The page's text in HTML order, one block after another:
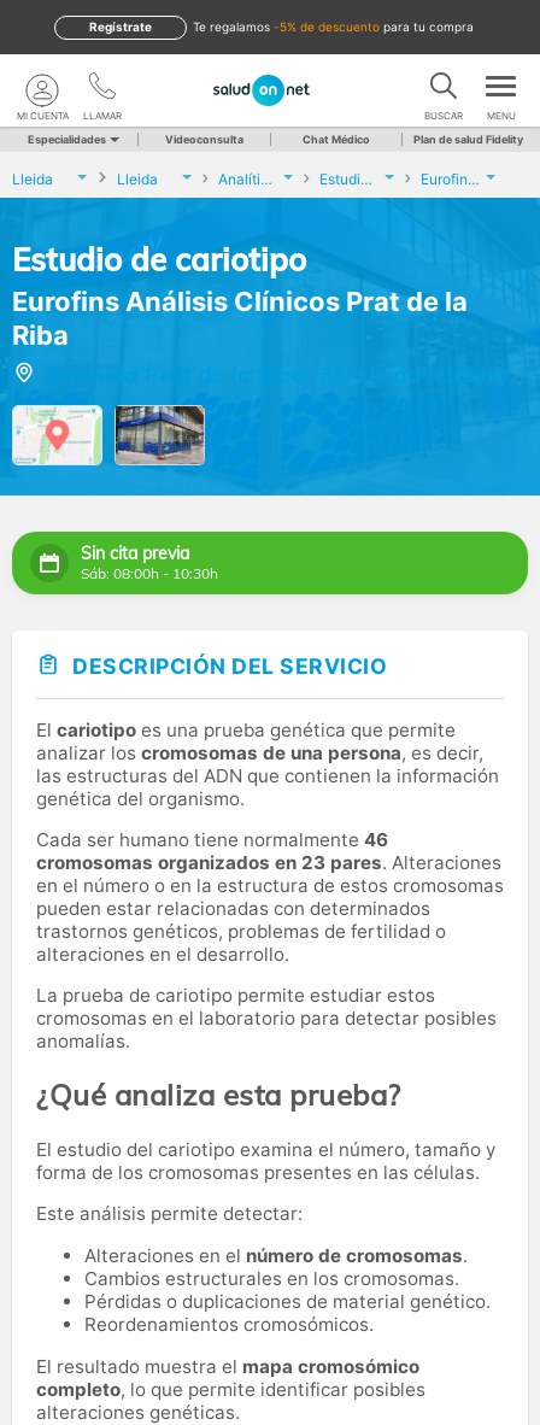
te regalamos -5% de descuento para tu compra
Regístrate
LLAMAR
MI CUENTA BUSCAR MENU
Especialidades Videoconsulta Chat Médico Plan de salud Fidelity
Lleida Lleida Analíticas y Genética Estudio de cariotipo Eurofins Análisis Clínicos Prat de la Riba
Estudio de cariotipo
Eurofins Análisis Clínicos Prat de la
Riba
Sin cita previa
Sáb: 08:00h - 10:30h
DESCRIPCIÓN DEL SERVICIO
El cariotipo es una prueba genética que permite
analizar los cromosomas de una persona, es decir,
las estructuras del ADN que contienen la información
genética del organismo.
Cada ser humano tiene normalmente 46
cromosomas organizados en 23 pares. Alteraciones
en el número o en la estructura de estos cromosomas
pueden estar relacionadas con determinados
trastornos genéticos, problemas de fertilidad o
alteraciones en el desarrollo.
La prueba de cariotipo permite estudiar estos
cromosomas en el laboratorio para detectar posibles
anomalías.
¿Qué analiza esta prueba?
El estudio del cariotipo examina el número, tamaño y
forma de los cromosomas presentes en las células.
Este análisis permite detectar:
Alteraciones en el número de cromosomas.
Cambios estructurales en los cromosomas.
Pérdidas o duplicaciones de material genético.
Reordenamientos cromosómicos.
El resultado muestra el mapa cromosómico
completo, lo que permite identificar posibles
alteraciones genéticas.